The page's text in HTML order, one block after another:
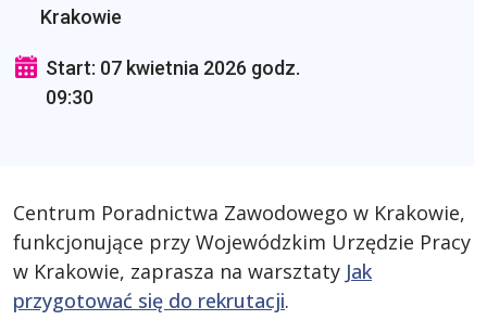
Krakowie
Start: 07 kwietnia 2026 godz.
09:30
Centrum Poradnictwa Zawodowego w Krakowie,
funkcjonujące przy Wojewódzkim Urzędzie Pracy
w Krakowie, zaprasza na warsztaty Jak
przygotować się do rekrutacji.